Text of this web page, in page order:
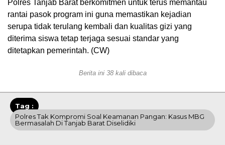
Polres Tanjab Barat berkomitmen untuk terus memantau
rantai pasok program ini guna memastikan kejadian
serupa tidak terulang kembali dan kualitas gizi yang
diterima siswa tetap terjaga sesuai standar yang
ditetapkan pemerintah. (CW)
Berita ini 38 kali dibaca
Tag :
Polres Tak Kompromi Soal Keamanan Pangan: Kasus MBG
Bermasalah Di Tanjab Barat Diselidiki